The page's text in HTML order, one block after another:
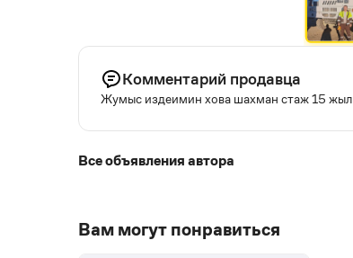
Комментарий продавца
Жумыс издеимин хова шахман стаж 15 жыл
Все объявления автора
Вам могут понравиться